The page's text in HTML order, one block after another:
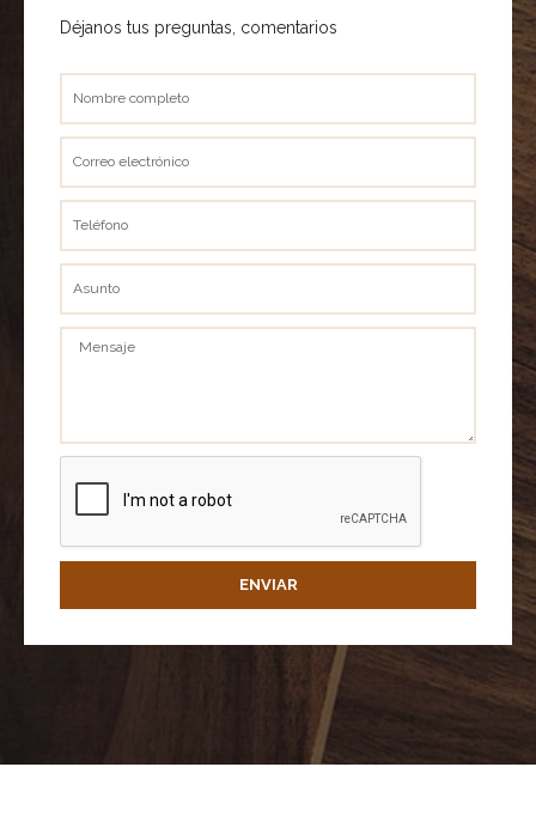
Déjanos tus preguntas, comentarios
Mensaje
ENVIAR